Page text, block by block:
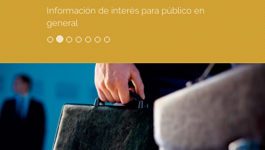
Información de interés para público en
general